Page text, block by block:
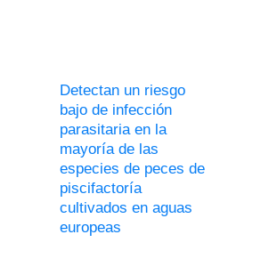
Detectan un riesgo
bajo de infección
parasitaria en la
mayoría de las
especies de peces de
piscifactoría
cultivados en aguas
europeas